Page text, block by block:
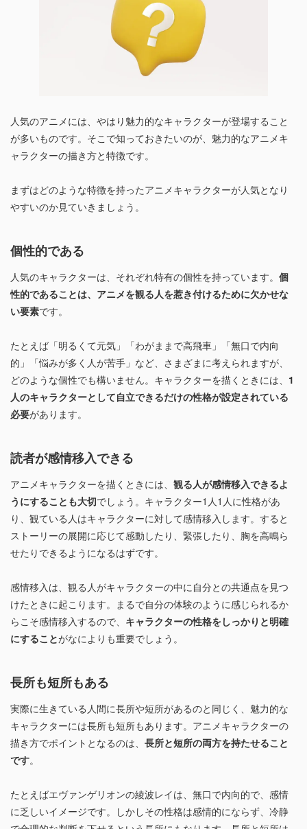
人気のアニメには、やはり魅力的なキャラクターが登場すること
が多いものです。そこで知っておきたいのが、魅力的なアニメキ
ャラクターの描き方と特徴です。
まずはどのような特徴を持ったアニメキャラクターが人気となり
やすいのか見ていきましょう。
個性的である
人気のキャラクターは、それぞれ特有の個性を持っています。 個
性的であることは、アニメを観る人を惹き付けるために欠かせな
い要素です。
たとえば「明るくて元気」「わがままで高飛車」「無口で内向
的」「悩みが多く人が苦手」など、さまざまに考えられますが、
どのような個性でも構いません。キャラクターを描くときには、 1
人のキャラクターとして自立できるだけの性格が設定されている
必要があります。
読者が感情移入できる
アニメキャラクターを描くときには、 観る人が感情移入できるよ
うにすることも大切でしょう。キャラクター1人1人に性格があ
り、観ている人はキャラクターに対して感情移入します。すると
ストーリーの展開に応じて感動したり、緊張したり、胸を高鳴ら
せたりできるようになるはずです。
感情移入は、観る人がキャラクターの中に自分との共通点を見つ
けたときに起こります。まるで自分の体験のように感じられるか
らこそ感情移入するので、 キャラクターの性格をしっかりと明確
にすることがなによりも重要でしょう。
長所も短所もある
実際に生きている人間に長所や短所があるのと同じく、魅力的な
キャラクターには長所も短所もあります。アニメキャラクターの
描き方でポイントとなるのは、 長所と短所の両方を持たせること
です。
たとえばエヴァンゲリオンの綾波レイは、無口で内向的で、感情
に乏しいイメージです。しかしその性格は感情的にならず、冷静